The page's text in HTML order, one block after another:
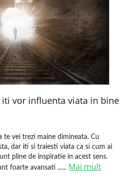
vor influenta viata in bine
te vei trezi maine dimineata. Cu
dar iti si traiesti viata ca si cum ai
pline de inspiratie in acest sens.
foarte avansati ...... Mai mult